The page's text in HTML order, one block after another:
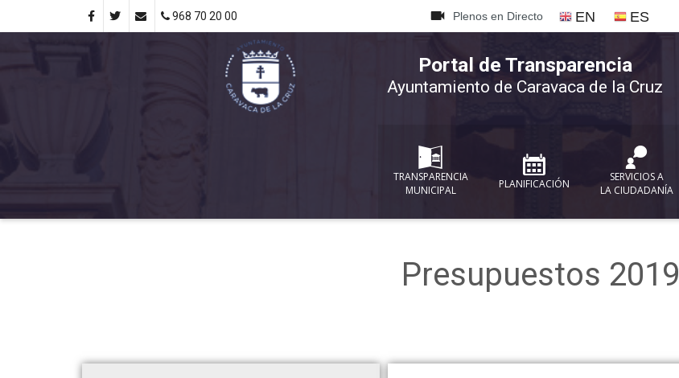
968 70 20 00 { Plenos en Directo EN ES
Portal de Transparencia
Ayuntamiento de Caravaca de la Cruz
TRANSPARENCIA
MUNICIPAL
PLANIFICACIÓN
SERVICIOS A
LA CIUDADANÍA
Presupuestos 2019